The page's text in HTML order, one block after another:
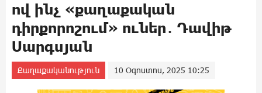
ով ինչ «քաղաքական
դիրքորոշում» ուներ․ Դավիթ
Սարգսյան
Քաղաքականություն 10 Օգոստոս, 2025 10:25